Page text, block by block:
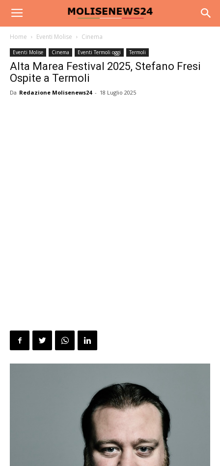
Home Eventi Molise Cinema
Eventi Molise Cinema Eventi Termoli oggi Termoli
Alta Marea Festival 2025, Stefano Fresi
Ospite a Termoli
Da Redazione Molisenews24 - 18 Luglio 2025